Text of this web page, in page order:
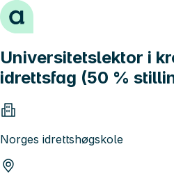
Hopp til innhold
Universitetslektor i
idrettsfag (50 %
Norges idrettshøgskole